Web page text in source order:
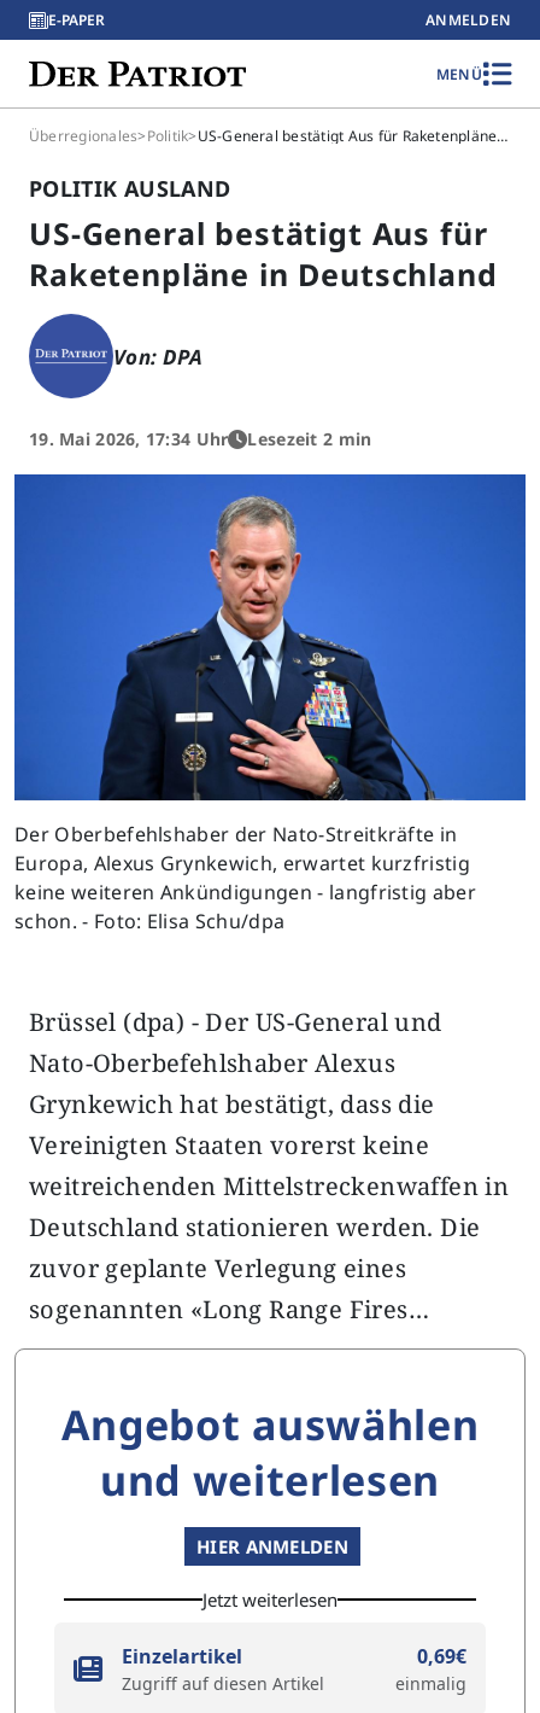
E-PAPER ANMELDEN
MENÜ
Überregionales>Politik> US-General bestätigt Aus für Raketenpläne in Deutschland
POLITIK AUSLAND
US-General bestätigt Aus für
Raketenpläne in Deutschland
Von: DPA
19. Mai 2026, 17:34 Uhr Lesezeit 2 min
Der Oberbefehlshaber der Nato-Streitkräfte in
Europa, Alexus Grynkewich, erwartet kurzfristig
keine weiteren Ankündigungen - langfristig aber
schon. - Foto: Elisa Schu/dpa
Brüssel (dpa) - Der US-General und
Nato-Oberbefehlshaber Alexus
Grynkewich hat bestätigt, dass die
Vereinigten Staaten vorerst keine
weitreichenden Mittelstreckenwaffen in
Deutschland stationieren werden. Die
zuvor geplante Verlegung eines
sogenannten «Long Range Fires…
Angebot auswählen
und weiterlesen
HIER ANMELDEN
Jetzt weiterlesen
Einzelartikel
Zugriff auf diesen Artikel
0,69€
einmalig